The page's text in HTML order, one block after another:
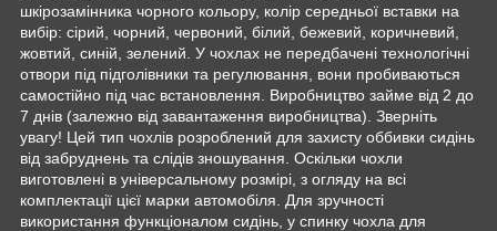
шкірозамінника чорного кольору, колір середньої вставки на
вибір: сірий, чорний, червоний, білий, бежевий, коричневий,
жовтий, синій, зелений. У чохлах не передбачені технологічні
отвори під підголівники та регулювання, вони пробиваються
самостійно під час встановлення. Виробництво займе від 2 до
7 днів (залежно від завантаження виробництва). Зверніть
увагу! Цей тип чохлів розроблений для захисту оббивки сидінь
від забруднень та слідів зношування. Оскільки чохли
виготовлені в універсальному розмірі, з огляду на всі
комплектації цієї марки автомобіля. Для зручності
використання функціоналом сидінь, у спинку чохла для